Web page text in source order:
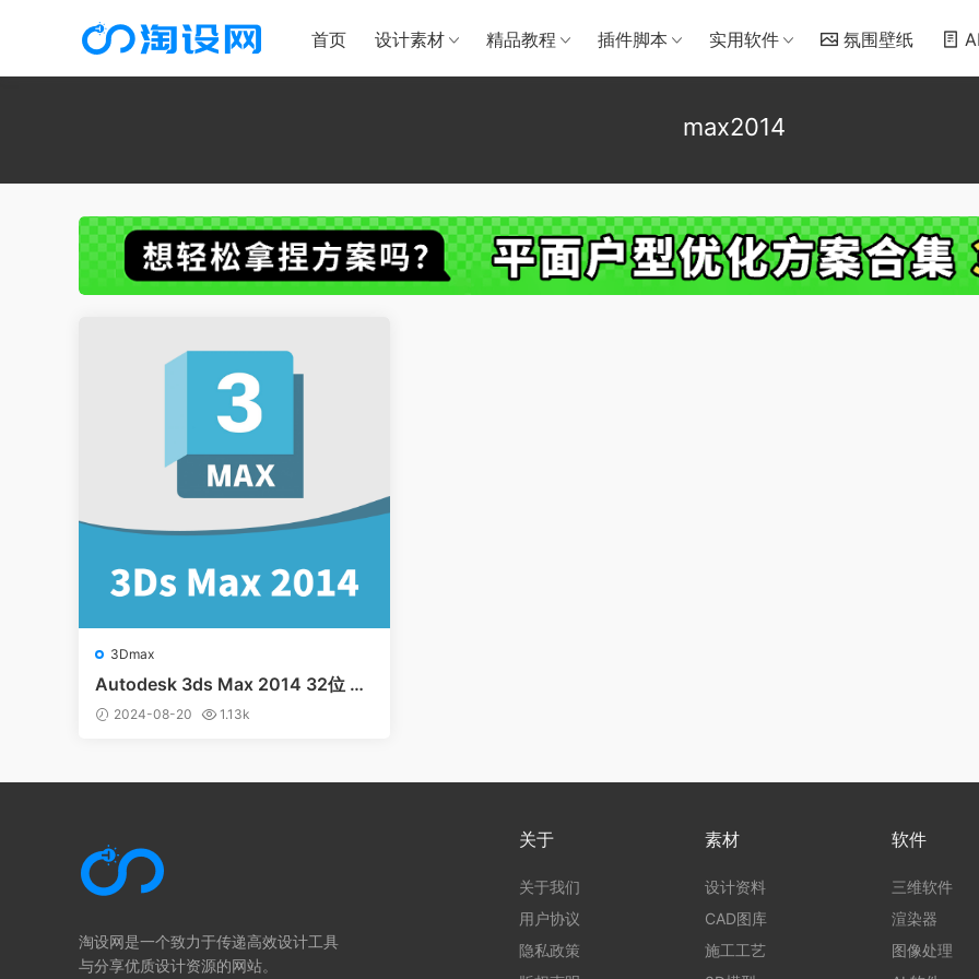
首页 设计素材 精品教程 插件脚本 实用软件 氛围壁纸
max2014
3Dmax
Autodesk 3ds Max 2014 32位 64
位 中英文多国语言版
2024-08-20 1.13k
淘设网是一个致力于传递高效设计工具
与分享优质设计资源的网站。
关于
关于我们
用户协议
隐私政策
素材
设计资料
CAD图库
施工工艺
软件
三维软件
渲染器
图像处理